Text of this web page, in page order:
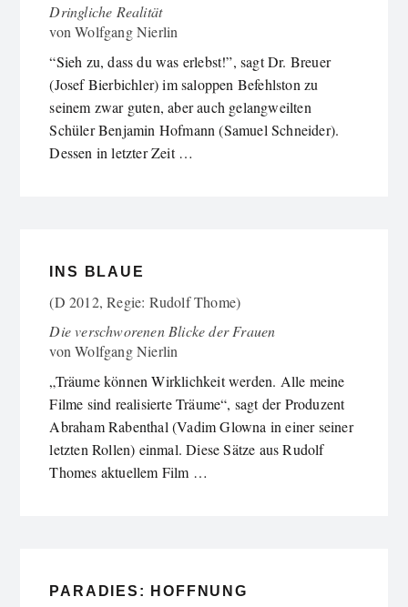
Dringliche Realität
vonWolfgang Nierlin
“Sieh zu, dass du was erlebst!”, sagt Dr. Breuer
(Josef Bierbichler) im saloppen Befehlston zu
seinem zwar guten, aber auch gelangweilten
Schüler Benjamin Hofmann (Samuel Schneider).
Dessen in letzter Zeit …
INS BLAUE
(D 2012, Regie: Rudolf Thome)
Die verschworenen Blicke der Frauen
vonWolfgang Nierlin
„Träume können Wirklichkeit werden. Alle meine
Filme sind realisierte Träume“, sagt der Produzent
Abraham Rabenthal (Vadim Glowna in einer seiner
letzten Rollen) einmal. Diese Sätze aus Rudolf
Thomes aktuellem Film …
PARADIES: HOFFNUNG